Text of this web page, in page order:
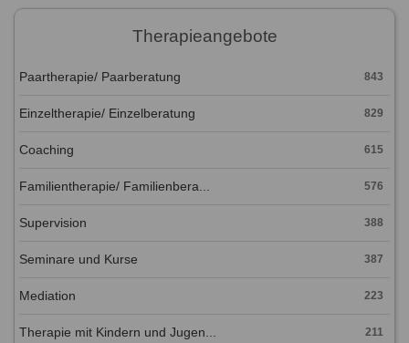
Therapieangebote
Paartherapie/ Paarberatung 843
Einzeltherapie/ Einzelberatung 829
Coaching 615
Familientherapie/ Familienbera... 576
Supervision 388
Seminare und Kurse 387
Mediation 223
Therapie mit Kindern und Jugen... 211